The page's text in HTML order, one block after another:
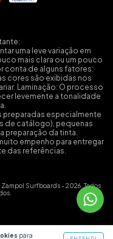
para
uma leve variação em
mais clara ou um pouco
conta de alguns fatores:
cores são exibidas nos
Laminação: O processo
levemente a tonalidade
preparadas especialmente
de catálogo), pequenas
preparação da tinta.
empenho para entregar
das referências.
Surfboards - 2026. Todos